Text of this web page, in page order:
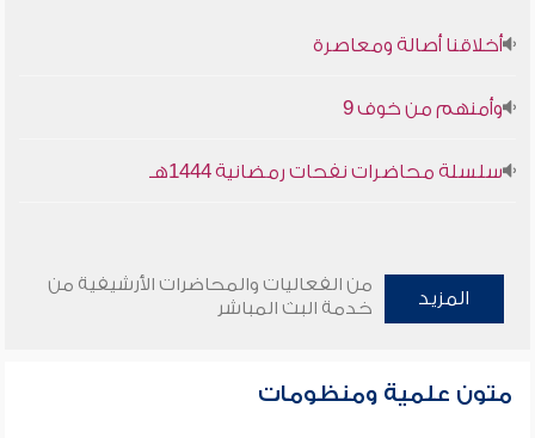
أخلاقنا أصالة ومعاصرة
وأمنهم من خوف 9
سلسلة محاضرات نفحات رمضانية 1444هـ
المزيد
من الفعاليات والمحاضرات الأرشيفية من
خدمة البث المباشر
متون علمية ومنظومات